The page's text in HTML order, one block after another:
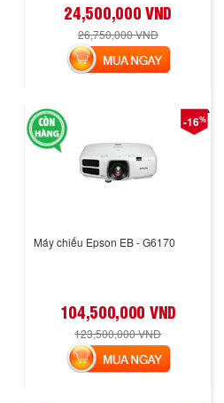
24,500,000 VND
26,750,000 VND
MUA NGAY
-16%
Máy chiếu Epson EB - G6170
104,500,000 VND
123,500,000 VND
MUA NGAY